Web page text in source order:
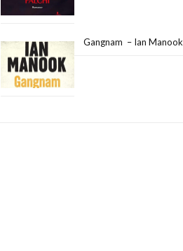
Gangnam – Ian Manook